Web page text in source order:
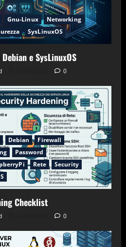
Gnu-Linux
Networking
SysLinuxOS
e SysLinuxOS
0
Debian
Firewall
Password
Rete
Security
Checklist
0